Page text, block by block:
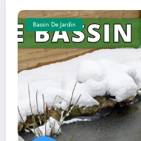
Bassin De Jardin